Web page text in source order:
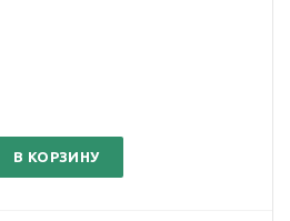
В КОРЗИНУ